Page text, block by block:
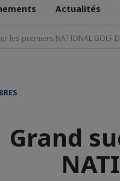
Actualités
les premiers NATIONAL GOLF
Grand